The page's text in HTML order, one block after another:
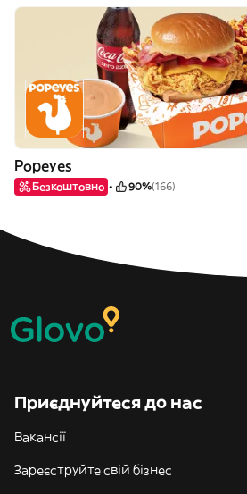
Popeyes
Безкоштовно 90%(166)
Приєднуйтеся до нас
Вакансії
Зареєструйте свій бізнес